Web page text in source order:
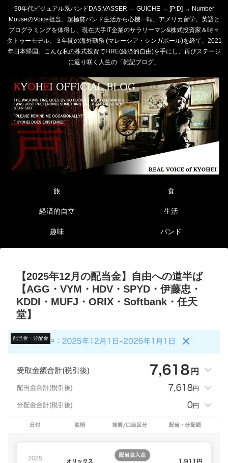
90年代ビジュアル系バンドDAS:VASSER → GUICHE → [P:D] → Number
MouseのVoice担当。超極貧バンド生活から心機一転、アメリカ留学。英語と
プログラミングを体得し、現在大手IT企業のサラリーマン&株式投資家＆時々
タトゥーモデル。３年間の海外勤務 (マレーシア・シンガポール)を経て、2021
年日本帰国。こんな私の株式投資でFIRE(経済的自由)を手にし、再びステージ
に返り咲く人生の「雑記ブログ」
旅 食
経済的自立 生活
趣味 バンド
【2025年12月の配当金】自由への道半ば
【AGG・VYM・HDV・SPYD・伊藤忠・
KDDI・MUFJ・ORIX・Softbank・任天
堂】
配当金・分配金